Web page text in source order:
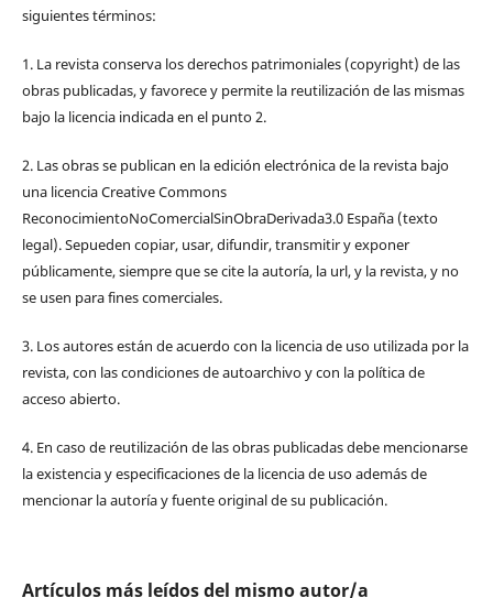
siguientes términos:
1. La revista conserva los derechos patrimoniales (copyright) de las
obras publicadas, y favorece y permite la reutilización de las mismas
bajo la licencia indicada en el punto 2.
2. Las obras se publican en la edición electrónica de la revista bajo
una licencia Creative Commons
ReconocimientoNoComercialSinObraDerivada3.0 España (texto
legal). Sepueden copiar, usar, difundir, transmitir y exponer
públicamente, siempre que se cite la autoría, la url, y la revista, y no
se usen para fines comerciales.
3. Los autores están de acuerdo con la licencia de uso utilizada por la
revista, con las condiciones de autoarchivo y con la política de
acceso abierto.
4. En caso de reutilización de las obras publicadas debe mencionarse
la existencia y especificaciones de la licencia de uso además de
mencionar la autoría y fuente original de su publicación.
Artículos más leídos del mismo autor/a